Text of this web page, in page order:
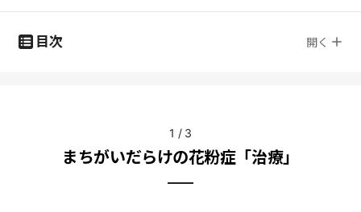
目次 開く
1 / 3
まちがいだらけの花粉症「治療」